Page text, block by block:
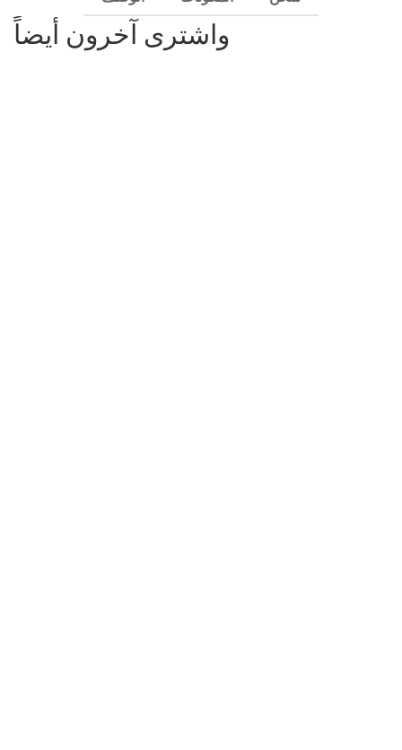
واشترى آخرون أيضاً